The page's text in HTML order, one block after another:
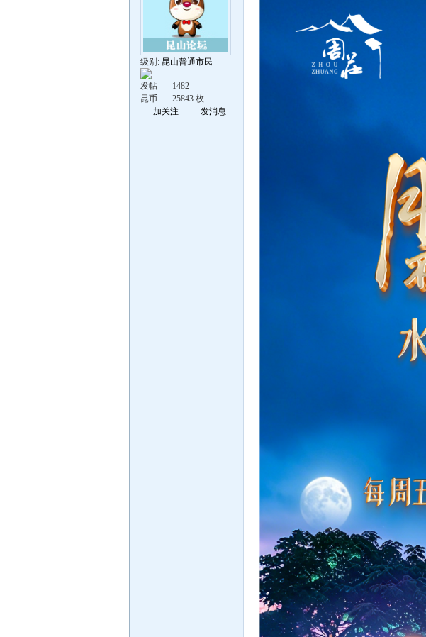
级别: 昆山普通市民
发帖
1482
昆币
25843 枚
加关注
发消息